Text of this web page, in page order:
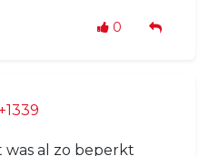
0
was al zo beperkt